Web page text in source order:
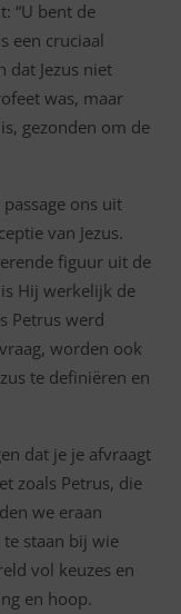
“U bent de
een cruciaal
dat Jezus niet
was, maar
gezonden om de
ons uit
van Jezus.
figuur uit de
Hij werkelijk de
Petrus werd
worden ook
te definiëren en
dat je je afvraagt
zoals Petrus, die
we eraan
staan bij wie
vol keuzes en
en hoop.